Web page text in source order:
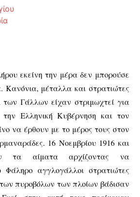
εκείνη την μέρα δεν μπορούσε
Κανόνια, μέταλλα και στρατιώτες
Γάλλων είχαν στριμωχτεί για
Ελληνική Κυβέρνηση και τον
να έρθουν με το μέρος τους στον
16 Νοεμβρίου 1916 και
τα αίματα αρχίζοντας να
Φάληρο αγγλογάλλοι στρατιώτες
πυροβόλων των πλοίων βάδισαν